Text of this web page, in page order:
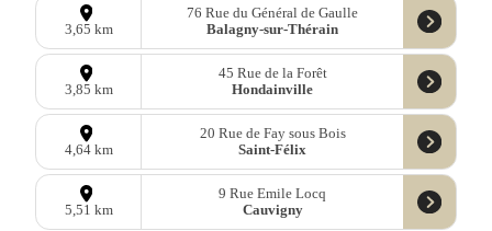
3,65 km
76 Rue du Général de Gaulle
Balagny-sur-Thérain
3,85 km
45 Rue de la Forêt
Hondainville
4,64 km
20 Rue de Fay sous Bois
Saint-Félix
5,51 km
9 Rue Emile Locq
Cauvigny